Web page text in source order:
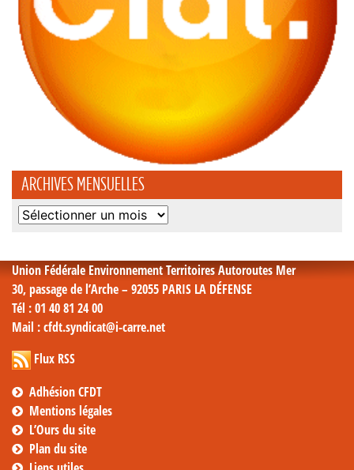
ARCHIVES MENSUELLES
Archives
Union Fédérale Environnement Territoires Autoroutes Mer
30, passage de l’Arche – 92055 PARIS LA DÉFENSE
Tél : 01 40 81 24 00
Mail : cfdt.syndicat@i-carre.net
Flux RSS
Adhésion CFDT
Mentions légales
L’Ours du site
Plan du site